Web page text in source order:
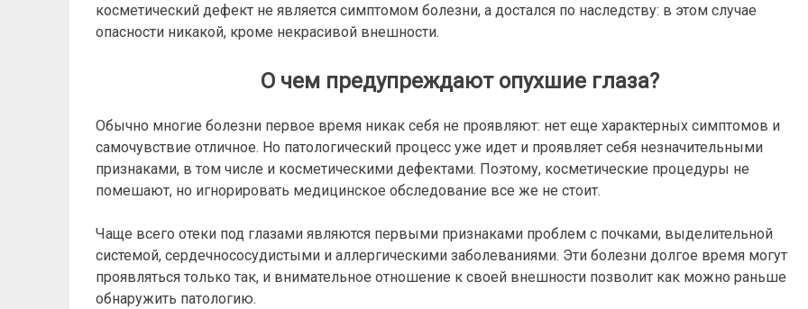
косметический дефект не является симптомом болезни, а достался по наследству: в этом случае
опасности никакой, кроме некрасивой внешности.
О чем предупреждают опухшие глаза?
Обычно многие болезни первое время никак себя не проявляют: нет еще характерных симптомов и
самочувствие отличное. Но патологический процесс уже идет и проявляет себя незначительными
признаками, в том числе и косметическими дефектами. Поэтому, косметические процедуры не
помешают, но игнорировать медицинское обследование все же не стоит.
Чаще всего отеки под глазами являются первыми признаками проблем с почками, выделительной
системой, сердечнососудистыми и аллергическими заболеваниями. Эти болезни долгое время могут
проявляться только так, и внимательное отношение к своей внешности позволит как можно раньше
обнаружить патологию.